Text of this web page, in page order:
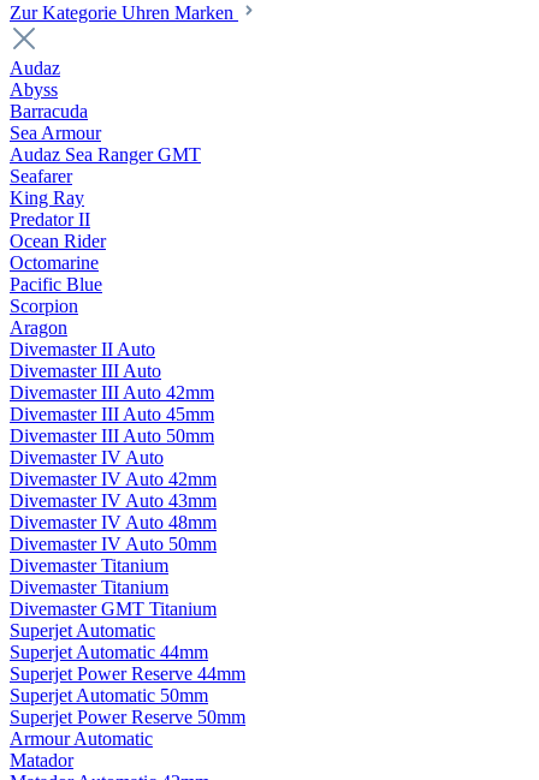
Zur Kategorie Uhren Marken
Audaz
Abyss
Barracuda
Sea Armour
Audaz Sea Ranger GMT
Seafarer
King Ray
Predator II
Ocean Rider
Octomarine
Pacific Blue
Scorpion
Aragon
Divemaster II Auto
Divemaster III Auto
Divemaster III Auto 42mm
Divemaster III Auto 45mm
Divemaster III Auto 50mm
Divemaster IV Auto
Divemaster IV Auto 42mm
Divemaster IV Auto 43mm
Divemaster IV Auto 48mm
Divemaster IV Auto 50mm
Divemaster Titanium
Divemaster Titanium
Divemaster GMT Titanium
Superjet Automatic
Superjet Automatic 44mm
Superjet Power Reserve 44mm
Superjet Automatic 50mm
Superjet Power Reserve 50mm
Armour Automatic
Matador